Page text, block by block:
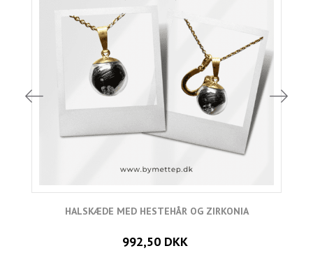
HALSKÆDE MED HESTEHÅR OG ZIRKONIA
992,50 DKK